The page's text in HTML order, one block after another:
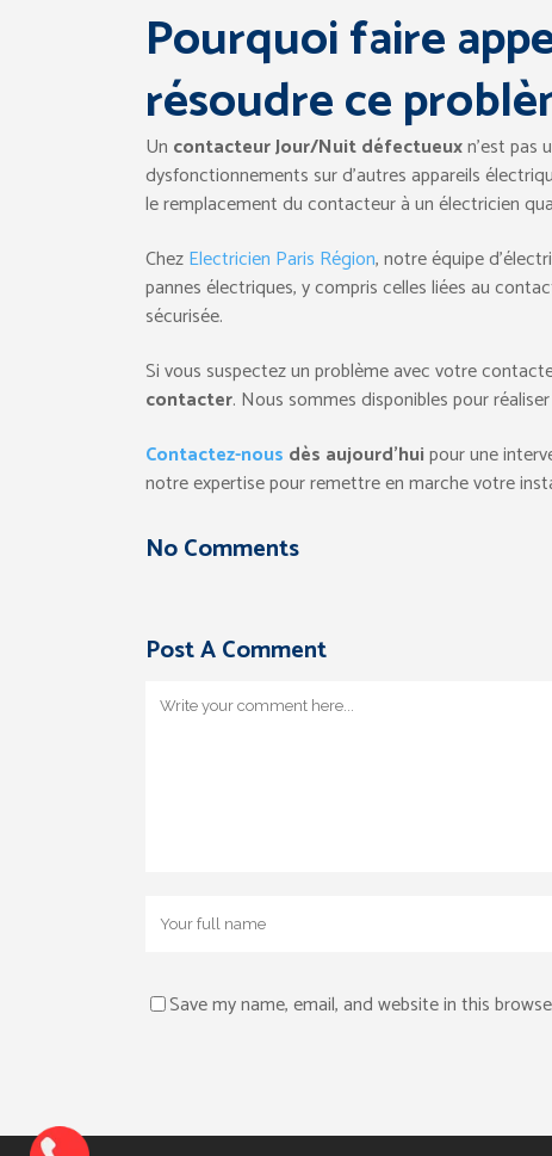
Pourquoi faire
résoudre ce
Un contacteur Jour/Nuit défectueuxn’est pas
dysfonctionnements sur d’autres appareils
le remplacement du contacteur à un électricien
ChezElectricien Paris Région, notre équipe
pannes électriques, y compris celles liées au
sécurisée.
Si vous suspectez un problème avec votre
contacter. Nous sommes disponibles pour
Contactez-nous dès aujourd’huipour une
notre expertise pour remettre en marche votre
No Comments
Post A Comment
Save my name, email, and website in this